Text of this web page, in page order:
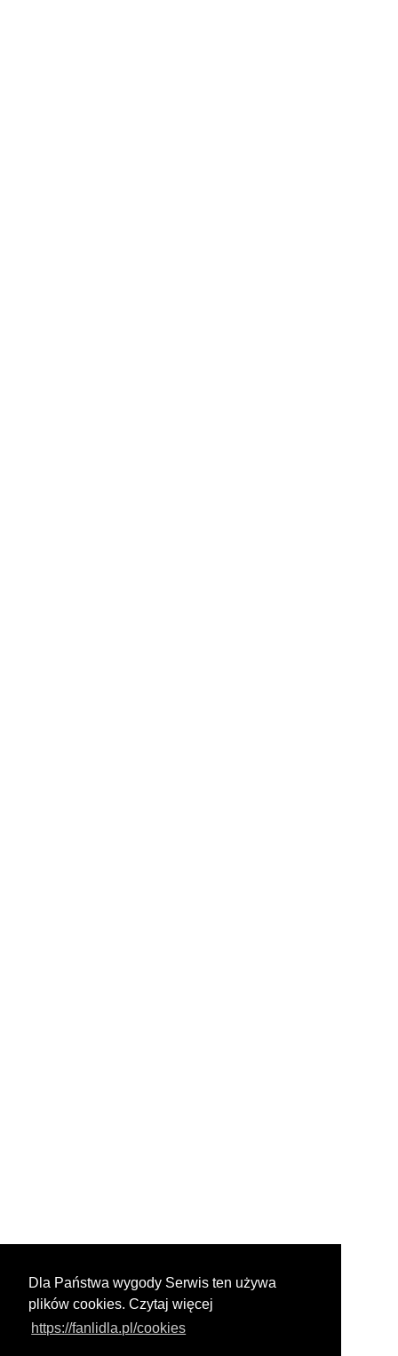
Dla Państwa wygody Serwis ten używa
plików cookies. Czytaj więcej
https://fanlidla.pl/cookies